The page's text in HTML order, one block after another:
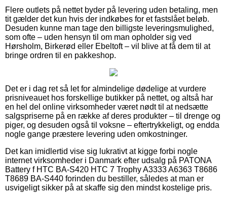
Flere outlets på nettet byder på levering uden betaling, men
tit gælder det kun hvis der indkøbes for et fastslået beløb.
Desuden kunne man tage den billigste leveringsmulighed,
som ofte – uden hensyn til om man opholder sig ved
Hørsholm, Birkerød eller Ebeltoft – vil blive at få dem til at
bringe ordren til en pakkeshop.
Det er i dag ret så let for almindelige dødelige at vurdere
prisniveauet hos forskellige butikker på nettet, og altså har
en hel del online virksomheder været nødt til at nedsætte
salgspriserne på en række af deres produkter – til drenge og
piger, og desuden også til voksne – eftertrykkeligt, og endda
nogle gange præstere levering uden omkostninger.
Det kan imidlertid vise sig lukrativt at kigge forbi nogle
internet virksomheder i Danmark efter udsalg på PATONA
Battery f HTC BA-S420 HTC 7 Trophy A3333 A6363 T8686
T8689 BA-S440 forinden du bestiller, således at man er
usvigeligt sikker på at skaffe sig den mindst kostelige pris.